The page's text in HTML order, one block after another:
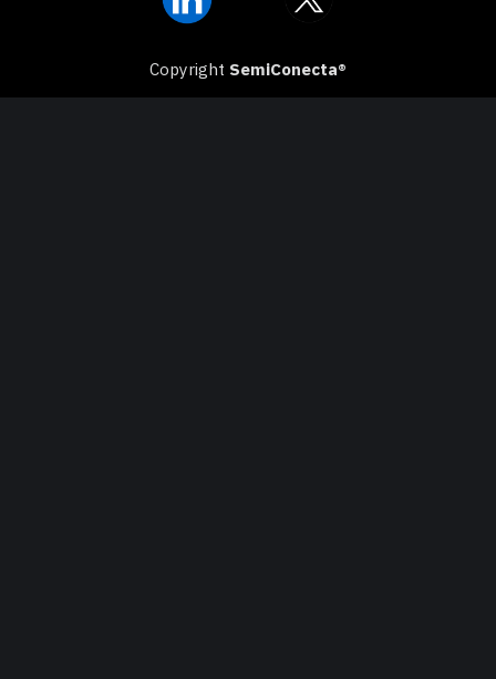
Copyright SemiConecta®